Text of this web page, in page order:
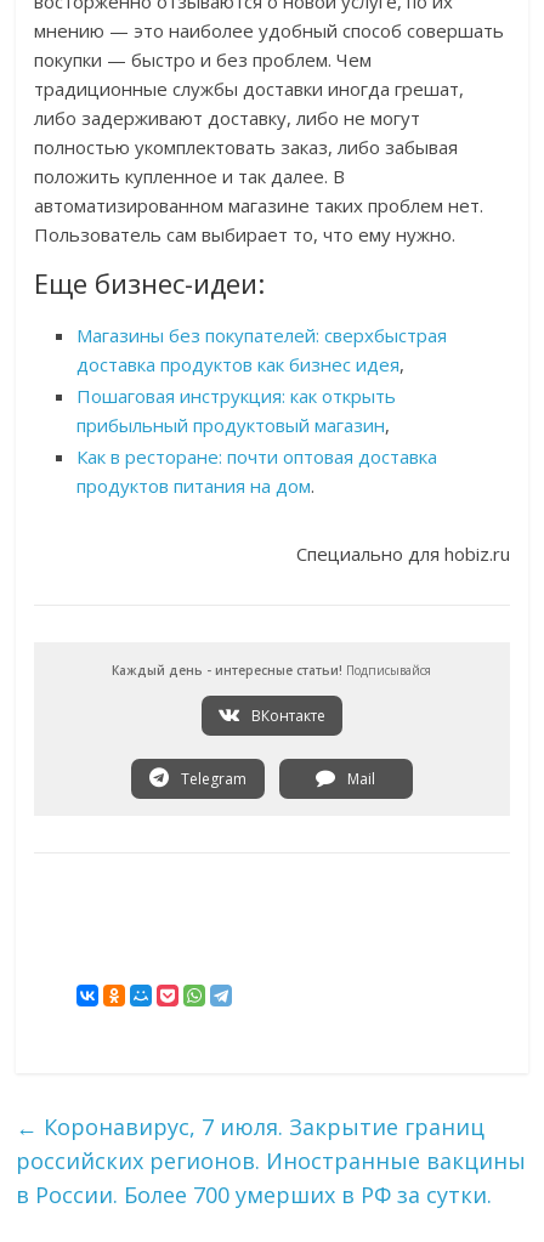
мнению — это наиболее удобный способ совершать
покупки — быстро и без проблем. Чем
традиционные службы доставки иногда грешат,
либо задерживают доставку, либо не могут
полностью укомплектовать заказ, либо забывая
положить купленное и так далее. В
автоматизированном магазине таких проблем нет.
Пользователь сам выбирает то, что ему нужно.
Еще бизнес-идеи:
Магазины без покупателей: сверхбыстрая
доставка продуктов как бизнес идея,
Пошаговая инструкция: как открыть
прибыльный продуктовый магазин,
Как в ресторане: почти оптовая доставка
продуктов питания на дом.
Специально для hobiz.ru
Каждый день - интересные статьи! Подписывайся
ВКонтакте
Telegram Mail
← Коронавирус, 7 июля. Закрытие границ
российских регионов. Иностранные вакцины
в России. Более 700 умерших в РФ за сутки.